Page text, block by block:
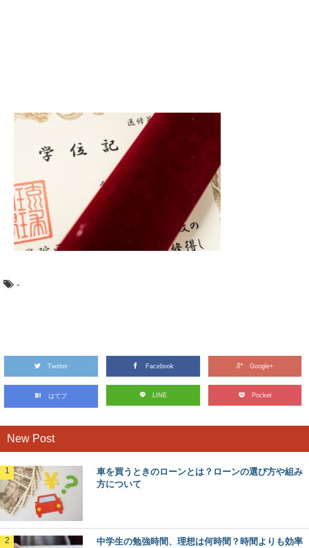
姉妹に結婚祝いのお返しは必要？お返しの時
期や金額について！
姉妹などの身内にもらった結婚祝い・・・これってお返し
はするものなのでしょうか？そう悩んでいる人はいま...
朝の家事はルーティン化して一日を気持ちよ
くスタートしよう
朝の家事をルーティン化すると、これまで掃除を始めると
志望理由書の書き方【高校編】高校受験の志
望理由の書き方と例文
社交ダンスパーティーに行くときの服装は？
会場に合わせた服装を
-
Twitter Facebook Google+
はてブ LINE Pocket
New Post
車を買うときのローンとは？ローンの選び方や組み
方について
中学生の勉強時間、理想は何時間？時間よりも効率